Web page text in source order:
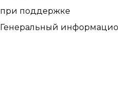
при поддержке
Генеральный